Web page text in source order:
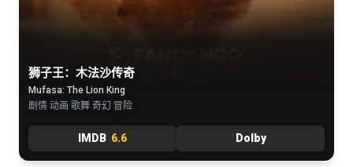
狮子王：木法沙传奇
Mufasa: The Lion King
剧情 动画 歌舞 奇幻 冒险
IMDB 6.6 Dolby